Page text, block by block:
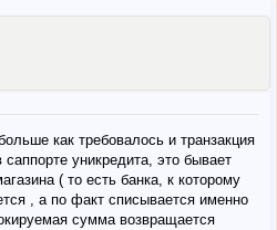
как требовалось и транзакция
уникредита, это бывает
( то есть банка, к которому
, а по факт списывается именно
сумма возвращается